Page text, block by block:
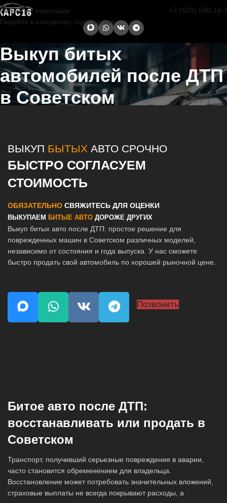
Перейти к навигации
Перейти к основному содержанию
+7 (929) 600-16-
Выкуп битых
автомобилей после ДТП
в Советском
ВЫКУП БЫТЫХ АВТО СРОЧНО
БЫСТРО СОГЛАСУЕМ
СТОИМОСТЬ
ОБЯЗАТЕЛЬНО СВЯЖИТЕСЬ ДЛЯ ОЦЕНКИ
ВЫКУПАЕМ БИТЫЕ АВТО ДОРОЖЕ ДРУГИХ
Выкуп битых авто после ДТП: простое решение для
поврежденных машин в Советском различных моделей,
независимо от состояния и года выпуска. У нас сможете
быстро продать свой автомобиль по хорошей рыночной цене.
Позвонить
Битое авто после ДТП:
восстанавливать или продать в
Советском
Транспорт, получивший серьезные повреждения в аварии,
часто становится обременением для владельца.
Восстановление может потребовать значительных вложений,
страховые выплаты не всегда покрывают расходы, а